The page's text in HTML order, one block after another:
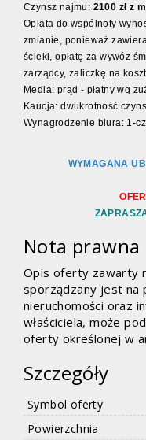
Czynsz najmu: 2100 zł z
Opłata do wspólnoty
zmianie, ponieważ
ścieki,opłatę za wywóz
zarządcy,zaliczkę na
Media: prąd - płatny wg
Kaucja: dwukrotność
Wynagrodzenie biura: 1-
WYMAGANA
Nota prawna
Opis oferty zawarty
sporządzany jest na
nieruchomości oraz
właściciela, może
oferty określonej w
Szczegóły
Symbol oferty
Powierzchnia